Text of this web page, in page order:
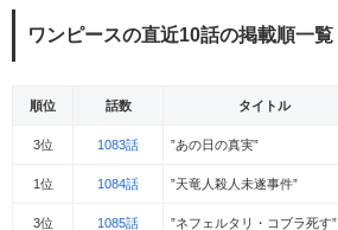
ワンピースの直近10話の掲載順一覧
順位 話数 タイトル
3位 1083話 ”あの日の真実”
1位 1084話 ”天竜人殺人未遂事件”
3位 1085話 ”ネフェルタリ・コブラ死す”